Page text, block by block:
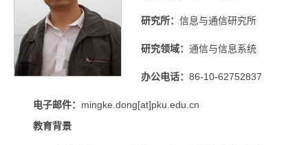
研究所： 信息与通信研究所
研究领域： 通信与信息系统
办公电话： 86-10-62752837
电子邮件： mingke.dong[at]pku.edu.cn
教育背景